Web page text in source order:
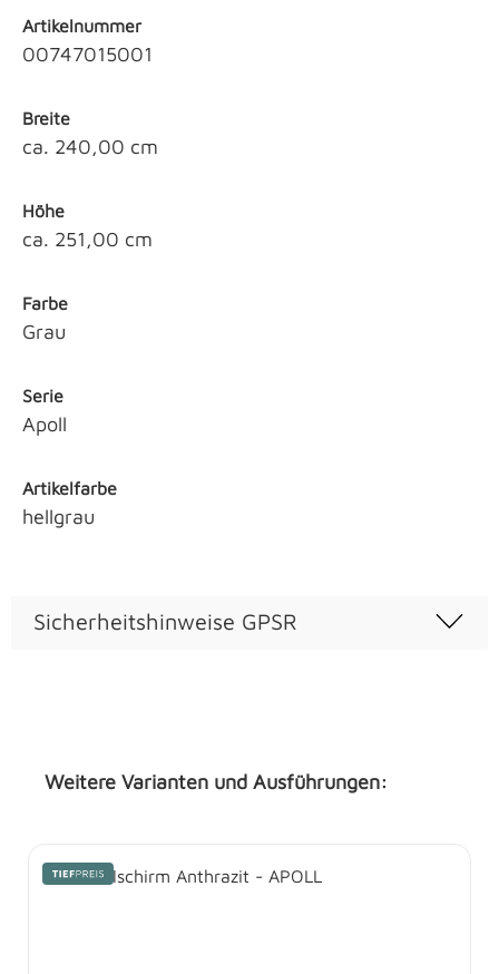
Artikelnummer
00747015001
Breite
ca. 240,00 cm
Höhe
ca. 251,00 cm
Farbe
Grau
Serie
Apoll
Artikelfarbe
hellgrau
Sicherheitshinweise GPSR
Weitere Varianten und Ausführungen: